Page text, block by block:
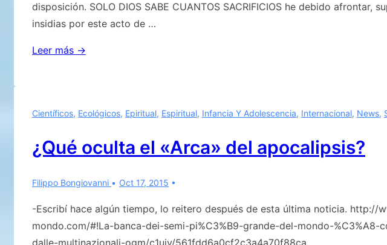
vida
extraterrestre
disposición. SOLO DIOS SABE CUANTOS SACRIFICIOS he debido afrontar,
insidias por este acto de …
LOS
COMUNICAN
Leer más →
Científicos, Ecológicos, Epiritual, Espiritual, Infancia Y Adolescencia, Internacional, News,
¿Qué oculta el «Arca» del apocalipsis?
Filippo Bongiovanni Oct 17, 2015
-Escribí hace algún tiempo, lo reitero después de esta última noticia. http://
mondo.com/#!La-banca-dei-semi-pi%C3%B9-grande-del-mondo-%C3%A8-
dalle-multinazionali-ogm/c1uiv/561fdd6a0cf2c3a4a70f88ca